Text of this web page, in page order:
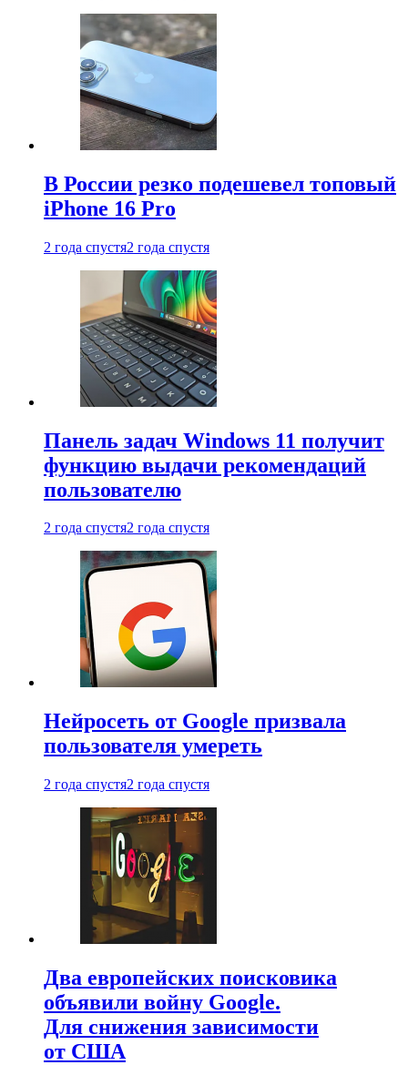
В России резко подешевел топовый
iPhone 16 Pro
2 года спустя2 года спустя
Панель задач Windows 11 получит
функцию выдачи рекомендаций
пользователю
2 года спустя2 года спустя
Нейросеть от Google призвала
пользователя умереть
2 года спустя2 года спустя
Два европейских поисковика
объявили войну Google.
Для снижения зависимости
от США